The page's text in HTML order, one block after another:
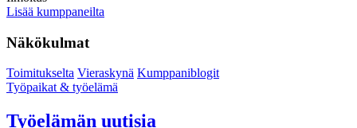
Lisää kumppaneilta
Näkökulmat
Toimitukselta Vieraskynä Kumppaniblogit
Työpaikat & työelämä
Työelämän uutisia